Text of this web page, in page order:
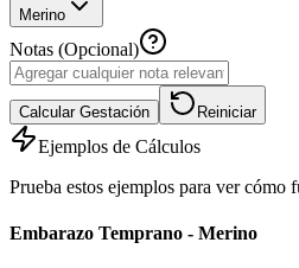
Merino
Notas (Opcional)
Calcular Gestación Reiniciar
Ejemplos de Cálculos
Prueba estos ejemplos para ver cómo
Embarazo Temprano - Merino